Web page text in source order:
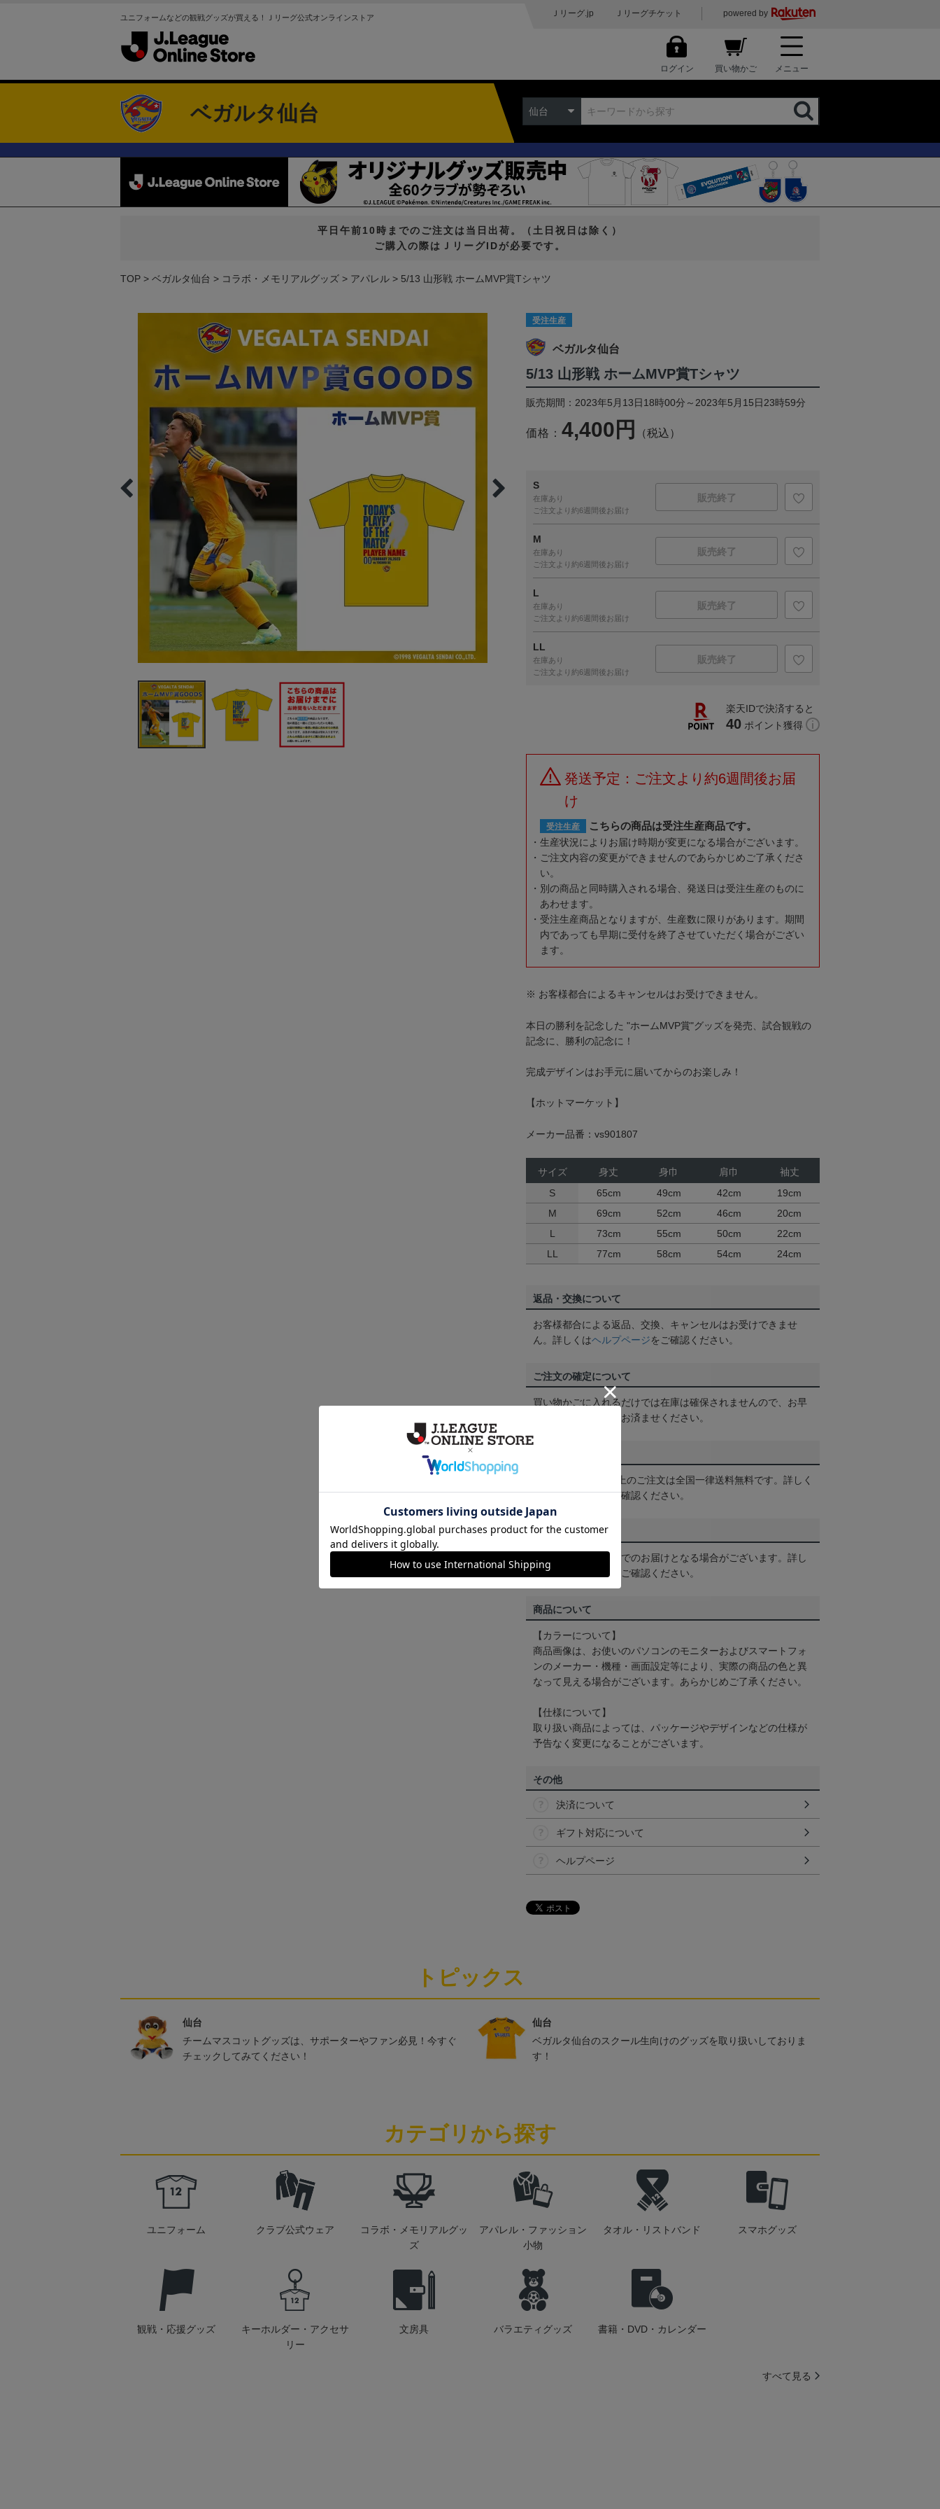
ユニフォームなどの観戦グッズが買える！Ｊリーグ公式オンラインストア Ｊリーグ.jp Ｊリーグチケット powered by
ログイン 買い物かご メニュー
ベガルタ仙台 仙台
平日午前10時までのご注文は当日出荷。（土日祝日は除く）
ご購入の際はＪリーグIDが必要です。
TOP ベガルタ仙台 コラボ・メモリアルグッズ アパレル 5/13 山形戦 ホームMVP賞Tシャツ
受注生産
ベガルタ仙台
5/13 山形戦 ホームMVP賞Tシャツ
販売期間：2023年5月13日18時00分～2023年5月15日23時59分
価格： 4,400円 （税込）
S
在庫あり
ご注文より約6週間後お届け
販売終了
M
在庫あり
ご注文より約6週間後お届け
販売終了
L
在庫あり
ご注文より約6週間後お届け
販売終了
LL
在庫あり
ご注文より約6週間後お届け
販売終了
楽天IDで決済すると
40 ポイント獲得
発送予定：ご注文より約6週間後お届
け
受注生産 こちらの商品は受注生産商品です。
生産状況によりお届け時期が変更になる場合がございます。
ご注文内容の変更ができませんのであらかじめご了承くださ
い。
別の商品と同時購入される場合、発送日は受注生産のものに
あわせます。
受注生産商品となりますが、生産数に限りがあります。期間
内であっても早期に受付を終了させていただく場合がござい
ます。
※ お客様都合によるキャンセルはお受けできません。
本日の勝利を記念した "ホームMVP賞"グッズを発売、試合観戦の
記念に、勝利の記念に！
完成デザインはお手元に届いてからのお楽しみ！
【ホットマーケット】
メーカー品番：vs901807
サイズ 身丈 身巾 肩巾
袖丈
S
65cm 49cm 42cm
19cm
M
69cm 52cm 46cm
20cm
L
73cm 55cm 50cm
22cm
LL
77cm 58cm 54cm 24cm
返品・交換について
お客様都合による返品、交換、キャンセルはお受けできませ
ん。詳しくはヘルプページをご確認ください。
ご注文の確定について
買い物かごに入れるだけでは在庫は確保されませんので、お早
めにご購入手続きをお済ませください。
3,980円（税込）以上のご注文は全国一律送料無料です。詳しく
はヘルプページをご確認ください。
配送方法について
一部商品はメール便でのお届けとなる場合がございます。詳し
くは
ヘルプページ をご確認ください。
商品について
【カラーについて】
商品画像は、お使いのパソコンのモニターおよびスマートフォ
ンのメーカー・機種・画面設定等により、実際の商品の色と異
なって見える場合がございます。あらかじめご了承ください。
【仕様について】
取り扱い商品によっては、パッケージやデザインなどの仕様が
予告なく変更になることがございます。
その他
決済について
ギフト対応について
ヘルプページ
トピックス
仙台
チームマスコットグッズは、サポーターやファン必見！今すぐ
チェックしてみてください！
仙台
ベガルタ仙台のスクール生向けのグッズを取り扱いしておりま
す！
カテゴリから探す
ユニフォーム クラブ公式ウェア
コラボ・メモリアルグッ
ズ
アパレル・ファッション
小物
タオル・リストバンド スマホグッズ
観戦・応援グッズ
キーホルダー・アクセサ
リー
文房具 バラエティグッズ 書籍・DVD・カレンダー
すべて見る